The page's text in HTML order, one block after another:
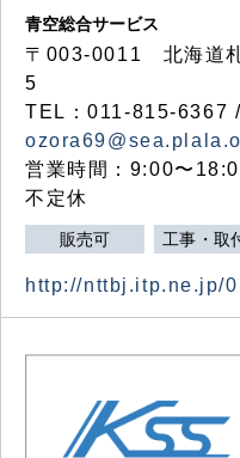
青空総合サービス
〒003-0011 北海道
5
TEL：011-815-6367
営業時間：9:00〜
不定休
販売可 工事・取
http://nttbj.itp.ne.jp/